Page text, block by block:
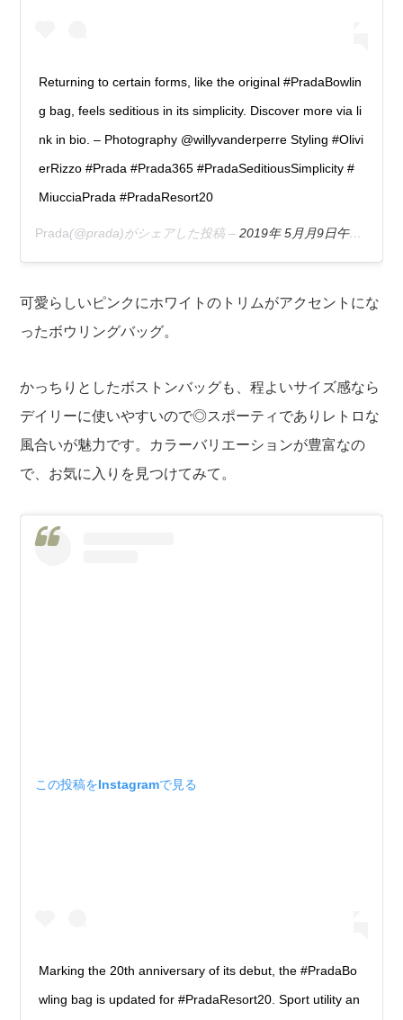
Returning to certain forms, like the original #PradaBowlin
g bag, feels seditious in its simplicity. Discover more via li
nk in bio. – Photography @willyvanderperre Styling #Olivi
erRizzo #Prada #Prada365 #PradaSeditiousSimplicity #
MiucciaPrada #PradaResort20
Prada(@prada)がシェアした投稿 –2019年 5月月9日午前11時01分PDT
可愛らしいピンクにホワイトのトリムがアクセントにな
ったボウリングバッグ。
かっちりとしたボストンバッグも、程よいサイズ感なら
デイリーに使いやすいので◎スポーティでありレトロな
風合いが魅力です。カラーバリエーションが豊富なの
で、お気に入りを見つけてみて。
この投稿をInstagramで見る
Marking the 20th anniversary of its debut, the #PradaBo
wling bag is updated for #PradaResort20. Sport utility an